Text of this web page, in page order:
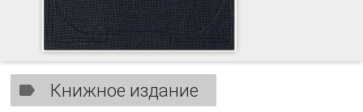
Книжное издание